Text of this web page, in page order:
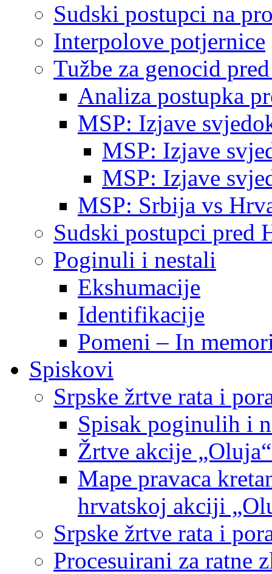
Sudski postupci na
Interpolove potjernice
Tužbe za genocid
Analiza postupka
MSP: Izjave
MSP: Izjave
MSP: Izjave
MSP: Srbija vs
Sudski postupci pred
Poginuli i nestali
Ekshumacije
Identifikacije
Pomeni – In
Spiskovi
Srpske žrtve rata i
Spisak poginulih i
Žrtve akcije
Mape pravaca
hrvatskoj akciji
Srpske žrtve rata i
Procesuirani za ratne